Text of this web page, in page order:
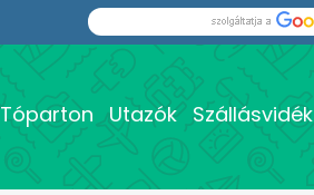
Tóparton Utazók Szállásvidék